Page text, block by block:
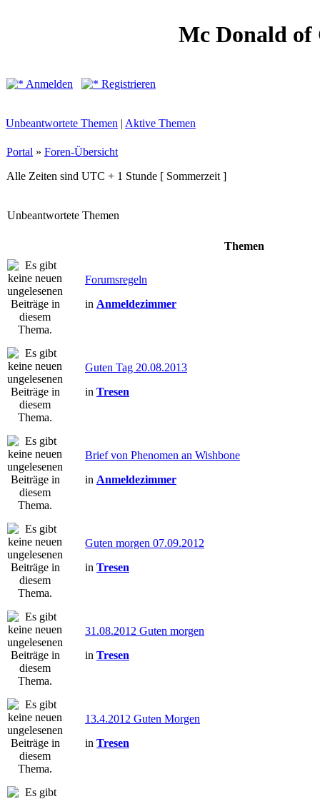
Mc Donald of
Anmelden Registrieren
Unbeantwortete Themen | Aktive Themen
Portal » Foren-Übersicht
Alle Zeiten sind UTC + 1 Stunde [ Sommerzeit ]
Unbeantwortete Themen
Themen
Forumsregeln
in Anmeldezimmer
Guten Tag 20.08.2013
in Tresen
Brief von Phenomen an Wishbone
in Anmeldezimmer
Guten morgen 07.09.2012
in Tresen
31.08.2012 Guten morgen
in Tresen
13.4.2012 Guten Morgen
in Tresen